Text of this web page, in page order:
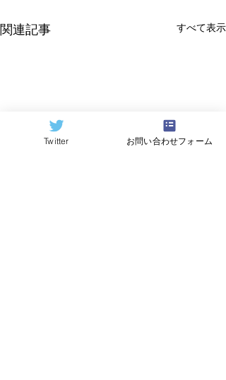
関連記事 すべて表示
Twitter お問い合わせフォーム